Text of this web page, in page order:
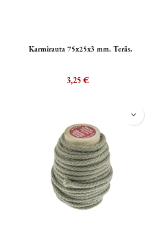
Karmirauta 75x25x3 mm. Teräs.
3,25€